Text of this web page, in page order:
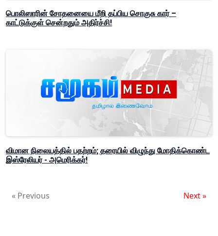
பொலிஸாரின் சோதனையை மீறி தப்பிய சொகுசு கார் –
காட்டுக்குள் சென்றதும் அதிர்ச்சி!
விமான நிலையத்தில் பதற்றம்; தரையில் விழுந்து மோதிக்கொண்ட
இஸ்ரேலியர் - அமெரிக்கர்!
« Previous Next »